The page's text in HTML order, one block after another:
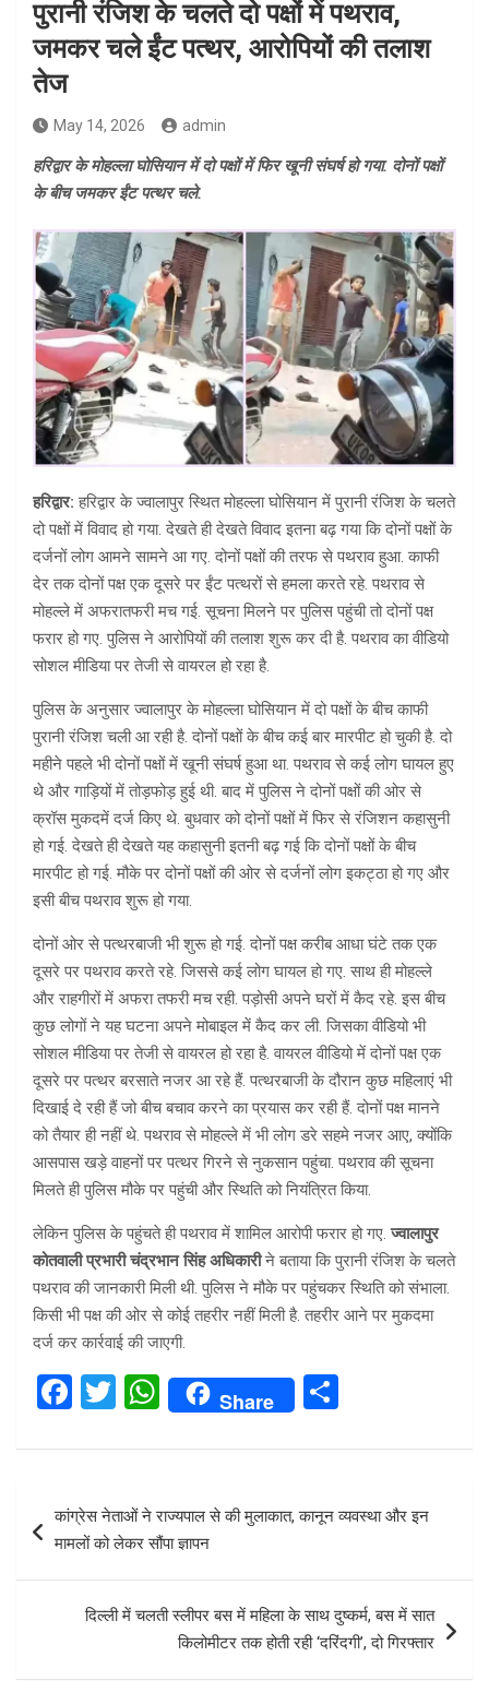
पुरानी रंजिश के चलते दो पक्षों में पथराव,
जमकर चले ईंट पत्थर, आरोपियों की तलाश
तेज
May 14, 2026 admin
हरिद्वार के मोहल्ला घोसियान में दो पक्षों में फिर खूनी संघर्ष हो गया. दोनों पक्षों
के बीच जमकर ईंट पत्थर चले.
हरिद्वार:हरिद्वार के ज्वालापुर स्थित मोहल्ला घोसियान में पुरानी रंजिश के चलते
दो पक्षों में विवाद हो गया. देखते ही देखते विवाद इतना बढ़ गया कि दोनों पक्षों के
दर्जनों लोग आमने सामने आ गए. दोनों पक्षों की तरफ से पथराव हुआ. काफी
देर तक दोनों पक्ष एक दूसरे पर ईंट पत्थरों से हमला करते रहे. पथराव से
मोहल्ले में अफरातफरी मच गई. सूचना मिलने पर पुलिस पहुंची तो दोनों पक्ष
फरार हो गए. पुलिस ने आरोपियों की तलाश शुरू कर दी है. पथराव का वीडियो
सोशल मीडिया पर तेजी से वायरल हो रहा है.
पुलिस के अनुसार ज्वालापुर के मोहल्ला घोसियान में दो पक्षों के बीच काफी
पुरानी रंजिश चली आ रही है. दोनों पक्षों के बीच कई बार मारपीट हो चुकी है. दो
महीने पहले भी दोनों पक्षों में खूनी संघर्ष हुआ था. पथराव से कई लोग घायल हुए
थे और गाड़ियों में तोड़फोड़ हुई थी. बाद में पुलिस ने दोनों पक्षों की ओर से
क्रॉस मुकदमें दर्ज किए थे. बुधवार को दोनों पक्षों में फिर से रंजिशन कहासुनी
हो गई. देखते ही देखते यह कहासुनी इतनी बढ़ गई कि दोनों पक्षों के बीच
मारपीट हो गई. मौके पर दोनों पक्षों की ओर से दर्जनों लोग इकट्ठा हो गए और
इसी बीच पथराव शुरू हो गया.
दोनों ओर से पत्थरबाजी भी शुरू हो गई. दोनों पक्ष करीब आधा घंटे तक एक
दूसरे पर पथराव करते रहे. जिससे कई लोग घायल हो गए. साथ ही मोहल्ले
और राहगीरों में अफरा तफरी मच रही. पड़ोसी अपने घरों में कैद रहे. इस बीच
कुछ लोगों ने यह घटना अपने मोबाइल में कैद कर ली. जिसका वीडियो भी
सोशल मीडिया पर तेजी से वायरल हो रहा है. वायरल वीडियो में दोनों पक्ष एक
दूसरे पर पत्थर बरसाते नजर आ रहे हैं. पत्थरबाजी के दौरान कुछ महिलाएं भी
दिखाई दे रही हैं जो बीच बचाव करने का प्रयास कर रही हैं. दोनों पक्ष मानने
को तैयार ही नहीं थे. पथराव से मोहल्ले में भी लोग डरे सहमे नजर आए, क्योंकि
आसपास खड़े वाहनों पर पत्थर गिरने से नुकसान पहुंचा. पथराव की सूचना
मिलते ही पुलिस मौके पर पहुंची और स्थिति को नियंत्रित किया.
लेकिन पुलिस के पहुंचते ही पथराव में शामिल आरोपी फरार हो गए. ज्वालापुर
कोतवाली प्रभारी चंद्रभान सिंह अधिकारीने बताया कि पुरानी रंजिश के चलते
पथराव की जानकारी मिली थी. पुलिस ने मौके पर पहुंचकर स्थिति को संभाला.
किसी भी पक्ष की ओर से कोई तहरीर नहीं मिली है. तहरीर आने पर मुकदमा
दर्ज कर कार्रवाई की जाएगी.
F
ce
b
o
k
T
tt
er
W
at
A
p
Share
ar
navigation
कांग्रेस नेताओं ने राज्यपाल से की मुलाकात, कानून व्यवस्था और इन
मामलों को लेकर सौंपा ज्ञापन
दिल्ली में चलती स्लीपर बस में महिला के साथ दुष्कर्म, बस में सात
किलोमीटर तक होती रही ‘दरिंदगी’, दो गिरफ्तार